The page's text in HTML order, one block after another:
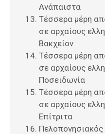
Ανάπαιστα
Τέσσερα μέρη
σε αρχαίους
Βακχείον
Τέσσερα μέρη
σε αρχαίους
Ποσειδωνία
Τέσσερα μέρη
σε αρχαίους
Επίτριτα
Πελοπονησιακός